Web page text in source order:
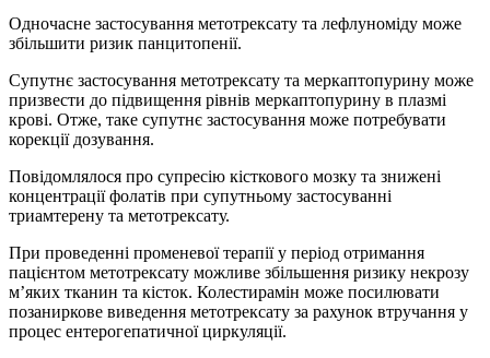
Одночасне застосування метотрексату та лефлуноміду може
збільшити ризик панцитопенії.
Супутнє застосування метотрексату та меркаптопурину може
призвести до підвищення рівнів меркаптопурину в плазмі
крові. Отже, таке супутнє застосування може потребувати
корекції дозування.
Повідомлялося про супресію кісткового мозку та знижені
концентрації фолатів при супутньому застосуванні
триамтерену та метотрексату.
При проведенні променевої терапії у період отримання
пацієнтом метотрексату можливе збільшення ризику некрозу
м’яких тканин та кісток. Колестирамін може посилювати
позаниркове виведення метотрексату за рахунок втручання у
процес ентерогепатичної циркуляції.